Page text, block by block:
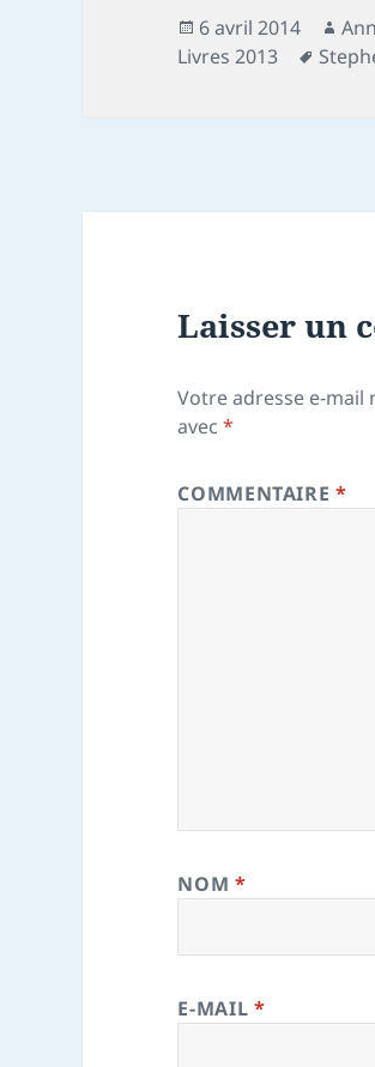
Publié
le
6 avril 2014
Livres 2013
Mots-
Laisser un
Votre adresse e-mail
avec*
COMMENTAIRE*
NOM *
E-MAIL *